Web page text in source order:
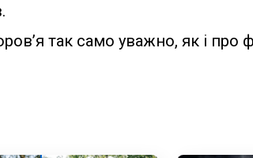
так само уважно, як і про